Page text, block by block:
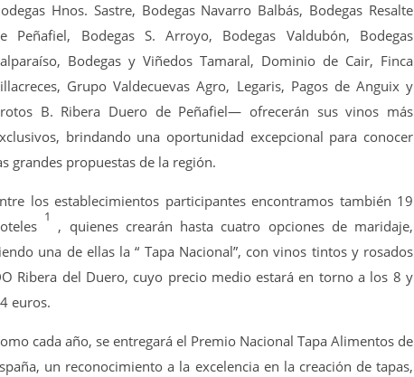
Hnos. Sastre, Bodegas Navarro Balbás, Bodegas Resalte
Peñafiel, Bodegas S. Arroyo, Bodegas Valdubón, Bodegas
Bodegas y Viñedos Tamaral, Dominio de Cair, Finca
Grupo Valdecuevas Agro, Legaris, Pagos de Anguix y
B. Ribera Duero de Peñafiel— ofrecerán sus vinos más
brindando una oportunidad excepcional para conocer
grandes propuestas de la región.
los establecimientos participantes encontramos también 19
1
, quienes crearán hasta cuatro opciones de maridaje,
una de ellas la “ Tapa Nacional”, con vinos tintos y rosados
Ribera del Duero, cuyo precio medio estará en torno a los 8 y
euros.
cada año, se entregará el Premio Nacional Tapa Alimentos de
un reconocimiento a la excelencia en la creación de tapas,